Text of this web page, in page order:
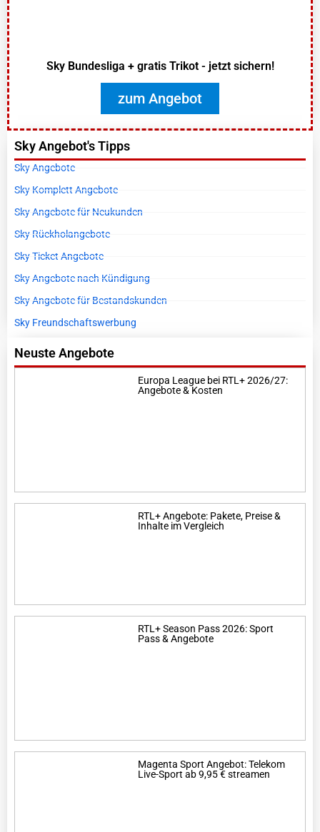
Sky Bundesliga + gratis Trikot - jetzt sichern!
zum Angebot
Sky Angebot's Tipps
Sky Angebote
Sky Komplett Angebote
Sky Angebote für Neukunden
Sky Rückholangebote
Sky Ticket Angebote
Sky Angebote nach Kündigung
Sky Angebote für Bestandskunden
Sky Freundschaftswerbung
Neuste Angebote
Europa League bei RTL+ 2026/27:
Angebote & Kosten
RTL+ Angebote: Pakete, Preise &
Inhalte im Vergleich
RTL+ Season Pass 2026: Sport
Pass & Angebote
Magenta Sport Angebot: Telekom
Live-Sport ab 9,95 € streamen